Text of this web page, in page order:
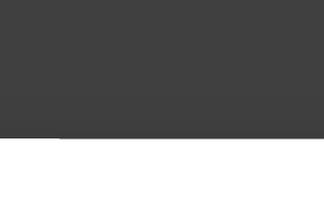
votre téléphone est toujours prêt à être